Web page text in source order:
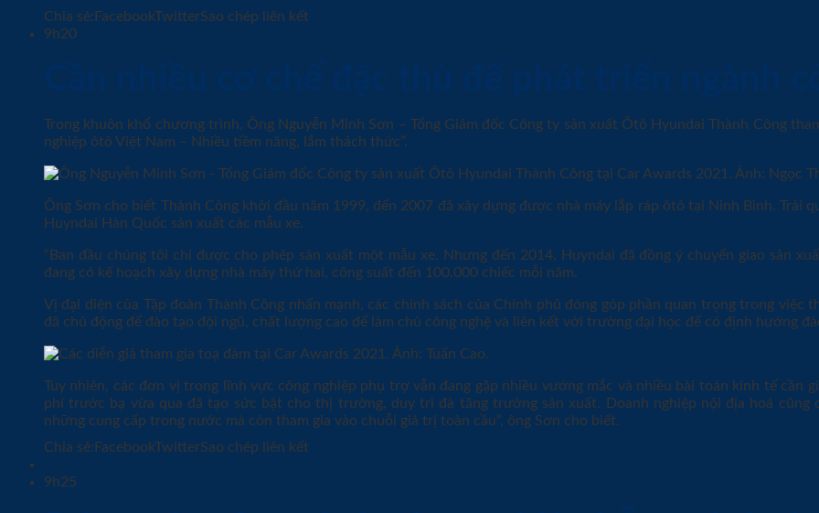
Chia sẻ: FacebookTwitterSao chép liên kết
9h20
Trong khuôn khổ chương trình, Ông Nguyễn Minh Sơn – Tổng Giám đốc Công ty sản xuất Ôtô Hyundai Thành Công
nghiệp ôtô Việt Nam – Nhiều tiềm năng, lắm thách thức”.
Ông Sơn cho biết Thành Công khởi đầu năm 1999, đến 2007 đã xây dựng được nhà máy lắp ráp ôtô tại Ninh Bình.
Huyndai Hàn Quốc sản xuất các mẫu xe.
“Ban đầu chúng tôi chỉ được cho phép sản xuất một mẫu xe. Nhưng đến 2014, Huyndai đã đồng ý chuyển giao sản
đang có kế hoạch xây dựng nhà máy thứ hai, công suất đến 100.000 chiếc mỗi năm.
Vị đại diện của Tập đoàn Thành Công nhấn mạnh, các chính sách của Chính phủ đóng góp phần quan trọng trong việc
đã chủ động để đào tạo đội ngũ, chất lượng cao để làm chủ công nghệ và liên kết với trường đại học để có định hướng
Tuy nhiên, các đơn vị trong lĩnh vực công nghiệp phụ trợ vẫn đang gặp nhiều vướng mắc và nhiều bài toán kinh tế cần
phí trước bạ vừa qua đã tạo sức bật cho thị trường, duy trì đà tăng trưởng sản xuất. Doanh nghiệp nội địa hoá cũng
những cung cấp trong nước mà còn tham gia vào chuỗi giá trị toàn cầu”, ông Sơn cho biết.
Chia sẻ:FacebookTwitterSao chép liên kết
9h25